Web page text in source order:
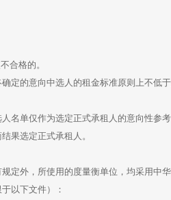
合格的。
定的意向中选人的租金标准原则上不低
名单仅作为选定正式承租人的意向性参
果选定正式承租人。
定外，所使用的度量衡单位，均采用中
以下文件）：